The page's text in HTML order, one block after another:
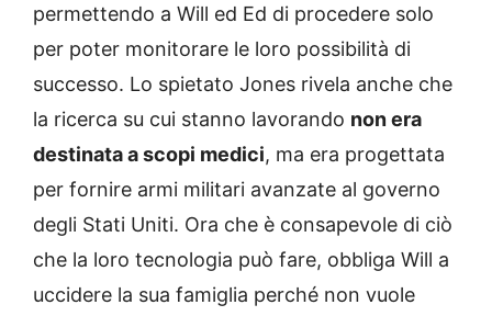
permettendo a Will ed Ed di procedere solo
per poter monitorare le loro possibilità di
successo. Lo spietato Jones rivela anche che
la ricerca su cui stanno lavorando non era
destinata a scopi medici, ma era progettata
per fornire armi militari avanzate al governo
degli Stati Uniti. Ora che è consapevole di ciò
che la loro tecnologia può fare, obbliga Will a
uccidere la sua famiglia perché non vuole